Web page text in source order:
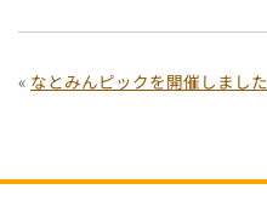
« なとみんピックを開催しました